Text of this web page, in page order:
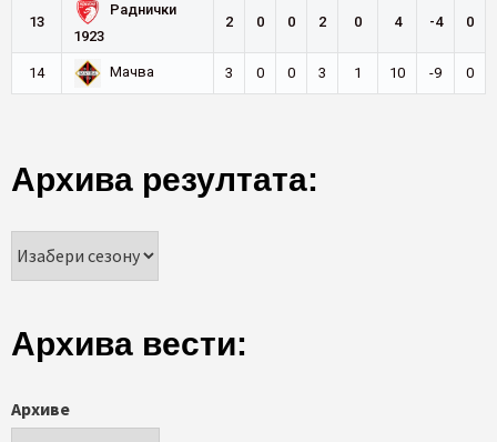
13
Раднички
1923
2 0 0 2 0 4 -4 0
14 Мачва 3 0 0 3 1 10 -9 0
Архива резултата:
Архива вести:
Архиве